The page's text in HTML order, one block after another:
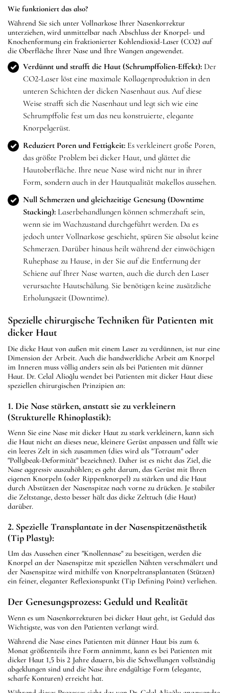
Wie funktioniert das also?
Während Sie sich unter Vollnarkose Ihrer Nasenkorrektur
unterziehen, wird unmittelbar nach Abschluss der Knorpel- und
Knochenformung ein fraktionierter Kohlendioxid-Laser (CO2) auf
die Oberfläche Ihrer Nase und Ihre Wangen angewendet.
Verdünnt und strafft die Haut (Schrumpffolien-Effekt): Der
CO2-Laser löst eine maximale Kollagenproduktion in den
unteren Schichten der dicken Nasenhaut aus. Auf diese
Weise strafft sich die Nasenhaut und legt sich wie eine
Schrumpffolie fest um das neu konstruierte, elegante
Knorpelgerüst.
Reduziert Poren und Fettigkeit: Es verkleinert große Poren,
das größte Problem bei dicker Haut, und glättet die
Hautoberfläche. Ihre neue Nase wird nicht nur in ihrer
Form, sondern auch in der Hautqualität makellos aussehen.
Null Schmerzen und gleichzeitige Genesung (Downtime
Stacking): Laserbehandlungen können schmerzhaft sein,
wenn sie im Wachzustand durchgeführt werden. Da es
jedoch unter Vollnarkose geschieht, spüren Sie absolut keine
Schmerzen. Darüber hinaus heilt während der einwöchigen
Ruhephase zu Hause, in der Sie auf die Entfernung der
Schiene auf Ihrer Nase warten, auch die durch den Laser
verursachte Hautschälung. Sie benötigen keine zusätzliche
Erholungszeit (Downtime).
Spezielle chirurgische Techniken für Patienten mit
dicker Haut
Die dicke Haut von außen mit einem Laser zu verdünnen, ist nur eine
Dimension der Arbeit. Auch die handwerkliche Arbeit am Knorpel
im Inneren muss völlig anders sein als bei Patienten mit dünner
Haut. Dr. Celal Alioğlu wendet bei Patienten mit dicker Haut diese
speziellen chirurgischen Prinzipien an:
1. Die Nase stärken, anstatt sie zu verkleinern
(Strukturelle Rhinoplastik):
Wenn Sie eine Nase mit dicker Haut zu stark verkleinern, kann sich
die Haut nicht an dieses neue, kleinere Gerüst anpassen und fällt wie
ein leeres Zelt in sich zusammen (dies wird als "Totraum" oder
"Pollybeak-Deformität" bezeichnet). Daher ist es nicht das Ziel, die
Nase aggressiv auszuhöhlen; es geht darum, das Gerüst mit Ihren
eigenen Knorpeln (oder Rippenknorpel) zu stärken und die Haut
durch Abstützen der Nasenspitze nach vorne zu drücken. Je stabiler
die Zeltstange, desto besser hält das dicke Zelttuch (die Haut)
darüber.
2. Spezielle Transplantate in der Nasenspitzenästhetik
(Tip Plasty):
Um das Aussehen einer "Knollennase" zu beseitigen, werden die
Knorpel an der Nasenspitze mit speziellen Nähten verschmälert und
der Nasenspitze wird mithilfe von Knorpeltransplantaten (Stützen)
ein feiner, eleganter Reflexionspunkt (Tip Defining Point) verliehen.
Der Genesungsprozess: Geduld und Realität
Wenn es um Nasenkorrekturen bei dicker Haut geht, ist Geduld das
Wichtigste, was von den Patienten verlangt wird.
Während die Nase eines Patienten mit dünner Haut bis zum 6.
Monat größtenteils ihre Form annimmt, kann es bei Patienten mit
dicker Haut 1,5 bis 2 Jahre dauern, bis die Schwellungen vollständig
abgeklungen sind und die Nase ihre endgültige Form (elegante,
scharfe Konturen) erreicht hat.